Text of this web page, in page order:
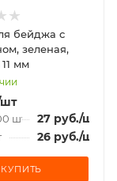
бейджа c
зеленая,
мм
шт 27руб./шт
26руб./шт
КУПИТЬ